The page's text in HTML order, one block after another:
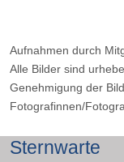
Aufnahmen durch
Alle Bilder sind
Genehmigung der
Fotografinnen/
Sternwarte